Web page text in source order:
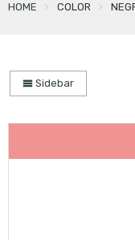
HOME COLOR
Sidebar